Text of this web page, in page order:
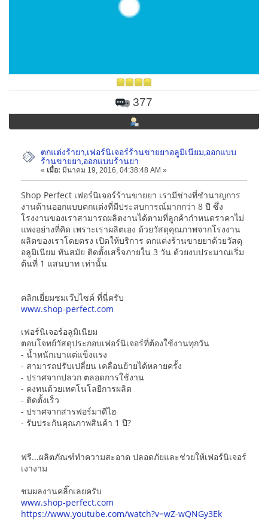
377
ตกแต่งร้ายา,เฟอร์นิเจอร์ร้านขายยาอลูมิเนียม,ออกแบบ
ร้านขายยา,ออกแบบร้านยา
« เมื่อ: มีนาคม 19, 2016, 04:38:48 AM »
Shop Perfect เฟอร์นิเจอร์ร้านขายยา เรามีช่างที่ชำนาญการ
งานด้านออกแบบตกแต่งที่มีประสบการณ์มากกว่า 8 ปี ซึ่ง
โรงงานของเราสามารถผลิตงานได้ตามที่ลูกค้ากำหนดราคาไม่
แพงอย่างที่คิด เพราะเราผลิตเอง ด้วยวัสดุคุณภาพจากโรงงาน
ผลิตของเราโดยตรง เปิดให้บริการ ตกแต่งร้านขายยาด้วยวัสดุ
อลูมิเนียม ทันสมัย ติดตั้งเสร็จภายใน 3 วัน ด้วยงบประมาณเริ่ม
ต้นที่ 1 แสนบาท เท่านั้น
คลิกเยี่ยมชมเว๊ปไซค์ ที่นี่ครับ
www.shop-perfect.com
เฟอร์นิเจอร์อลูมิเนียม
ตอบโจทย์วัสดุประกอบเฟอร์นิเจอร์ที่ต้องใช้งานทุกวัน
- น้ำหนักเบาแต่แข็งแรง
- สามารถปรับเปลี่ยน เคลื่อนย้ายได้หลายครั้ง
- ปราศจากปลวก ตลอดการใช้งาน
- คงทนด้วยเทคโนโลยีการผลิต
- ติดตั้งเร็ว
- ปราศจากสารฟอร์มาดีไฮ
- รับประกันคุณภาพสินค้า 1 ปี?
ฟรี...ผลิตภัณฑ์ทำความสะอาด ปลอดภัยและช่วยให้เฟอร์นิเจอร์
เงางาม
ชมผลงานคลิ๊กเลยครับ
www.shop-perfect.com
https://www.youtube.com/watch?v=wZ-wQNGy3Ek